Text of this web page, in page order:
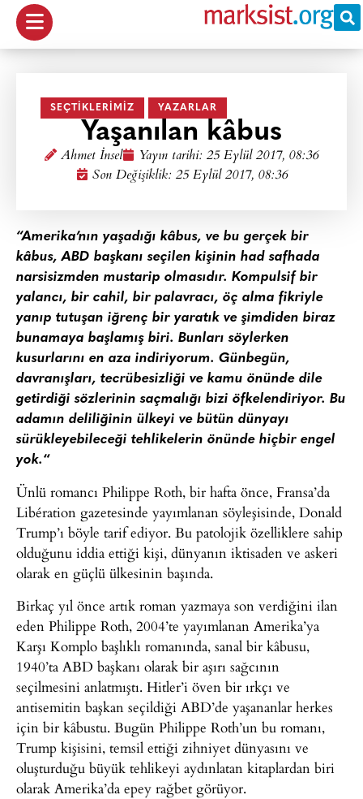
SEÇTIKLERIMIZ YAZARLAR
Yaşanılan kâbus
Ahmet İnsel Yayın tarihi: 25 Eylül 2017, 08:36
Son Değişiklik: 25 Eylül 2017, 08:36
“Amerika’nın yaşadığı kâbus, ve bu gerçek bir
kâbus, ABD başkanı seçilen kişinin had safhada
narsisizmden mustarip olmasıdır. Kompulsif bir
yalancı, bir cahil, bir palavracı, öç alma fikriyle
yanıp tutuşan iğrenç bir yaratık ve şimdiden biraz
bunamaya başlamış biri. Bunları söylerken
kusurlarını en aza indiriyorum. Günbegün,
davranışları, tecrübesizliği ve kamu önünde dile
getirdiği sözlerinin saçmalığı bizi öfkelendiriyor. Bu
adamın deliliğinin ülkeyi ve bütün dünyayı
sürükleyebileceği tehlikelerin önünde hiçbir engel
yok.“
Ünlü romancı Philippe Roth, bir hafta önce, Fransa’da
Libération gazetesinde yayımlanan söyleşisinde, Donald
Trump’ı böyle tarif ediyor. Bu patolojik özelliklere sahip
olduğunu iddia ettiği kişi, dünyanın iktisaden ve askeri
olarak en güçlü ülkesinin başında.
Birkaç yıl önce artık roman yazmaya son verdiğini ilan
eden Philippe Roth, 2004’te yayımlanan Amerika’ya
Karşı Komplo başlıklı romanında, sanal bir kâbusu,
1940’ta ABD başkanı olarak bir aşırı sağcının
seçilmesini anlatmıştı. Hitler’i öven bir ırkçı ve
antisemitin başkan seçildiği ABD’de yaşananlar herkes
için bir kâbustu. Bugün Philippe Roth’un bu romanı,
Trump kişisini, temsil ettiği zihniyet dünyasını ve
oluşturduğu büyük tehlikeyi aydınlatan kitaplardan biri
olarak Amerika’da epey rağbet görüyor.